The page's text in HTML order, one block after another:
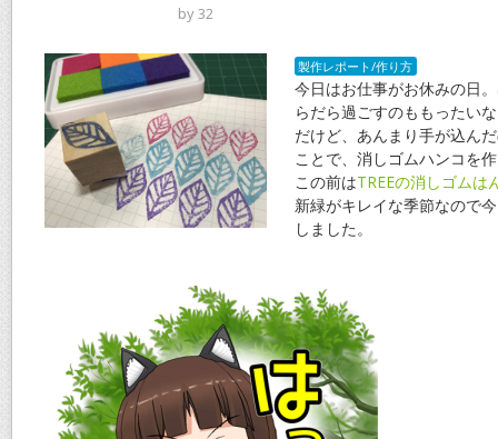
by32
製作レポート/作り方
今日はお仕事がお休みの日
らだら過ごすのももったい
だけど、あんまり手が込ん
ことで、消しゴムハンコを
この前はTREEの消しゴムは
新緑がキレイな季節なので
しました。